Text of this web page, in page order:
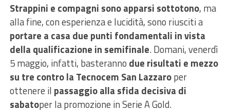
Strappini e compagni sono apparsi sottotono, ma
alla fine, con esperienza e lucidità, sono riusciti a
portare a casa due punti fondamentali in vista
della qualificazione in semifinale. Domani, venerdì
5 maggio, infatti, basteranno due risultati e mezzo
su tre contro la Tecnocem San Lazzaroper
ottenere il passaggio alla sfida decisiva di
sabatoper la promozione in Serie A Gold.